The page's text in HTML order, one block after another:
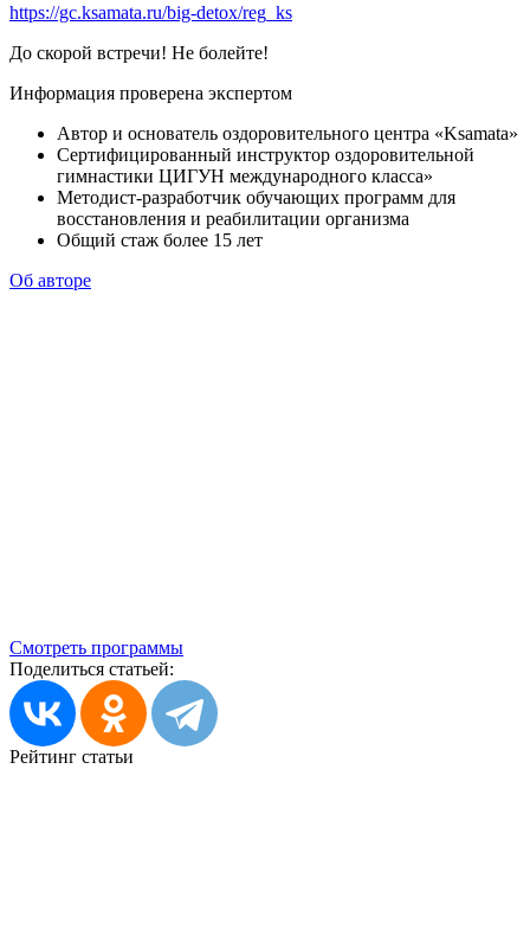
https://gc.ksamata.ru/big-detox/reg_ks
До скорой встречи! Не болейте!
Информация проверена экспертом
Автор и основатель оздоровительного центра «Ksamata»
Сертифицированный инструктор оздоровительной
гимнастики ЦИГУН международного класса»
Методист-разработчик обучающих программ для
восстановления и реабилитации организма
Общий стаж более 15 лет
Об авторе
Смотреть программы
Поделиться статьей:
Рейтинг статьи